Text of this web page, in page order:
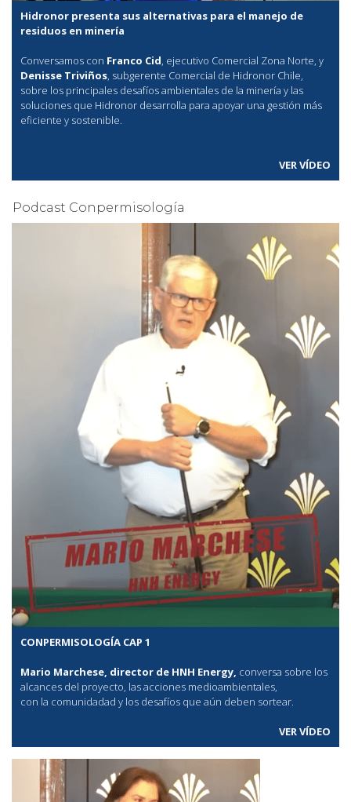
Hidronor presenta sus alternativas para el manejo de
residuos en minería
Conversamos con Franco Cid, ejecutivo Comercial Zona Norte, y
Denisse Triviños, subgerente Comercial de Hidronor Chile,
sobre los principales desafíos ambientales de la minería y las
soluciones que Hidronor desarrolla para apoyar una gestión más
eficiente y sostenible.
VER VÍDEO
Podcast Conpermisología
CONPERMISOLOGÍA CAP 1
Mario Marchese, director de HNH Energy, conversa sobre los
alcances del proyecto, las acciones medioambientales,
con la comunidadad y los desafíos que aún deben sortear.
VER VÍDEO